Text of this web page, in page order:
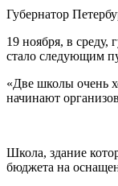
Губернатор
19 ноября, в среду,
стало следующим
«Две школы очень
начинают
Школа, здание
бюджета на